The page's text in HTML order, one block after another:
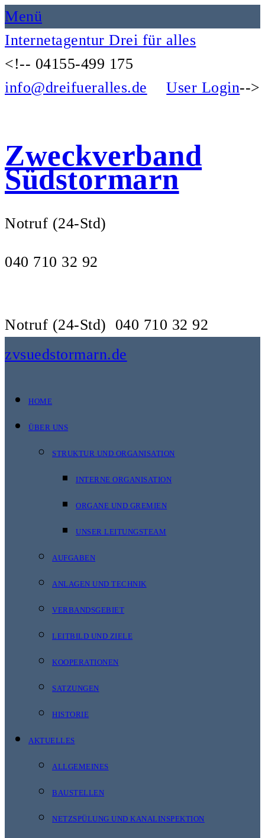
Menü
Internetagentur Drei für alles
<!-- 04155-499 175
info@dreifueralles.de
User Login-->
Zweckverband
Südstormarn
Notruf (24-Std)
040 710 32 92
Notruf (24-Std)
040 710 32 92
zvsuedstormarn.de
HOME
ÜBER UNS
STRUKTUR UND ORGANISATION
INTERNE ORGANISATION
ORGANE UND GREMIEN
UNSER LEITUNGSTEAM
AUFGABEN
ANLAGEN UND TECHNIK
VERBANDSGEBIET
LEITBILD UND ZIELE
KOOPERATIONEN
SATZUNGEN
HISTORIE
AKTUELLES
ALLGEMEINES
BAUSTELLEN
NETZSPÜLUNG UND KANALINSPEKTION